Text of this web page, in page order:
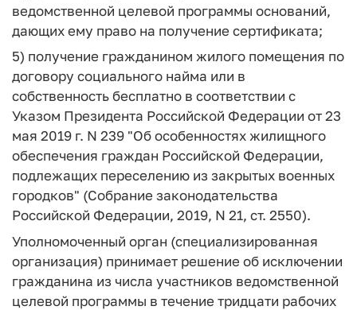
ведомственной целевой программы оснований,
дающих ему право на получение сертификата;
5) получение гражданином жилого помещения по
договору социального найма или в
собственность бесплатно в соответствии с
Указом Президента Российской Федерации от 23
мая 2019 г. N 239 "Об особенностях жилищного
обеспечения граждан Российской Федерации,
подлежащих переселению из закрытых военных
городков" (Собрание законодательства
Российской Федерации, 2019, N 21, ст. 2550).
Уполномоченный орган (специализированная
организация) принимает решение об исключении
гражданина из числа участников ведомственной
целевой программы в течение тридцати рабочих